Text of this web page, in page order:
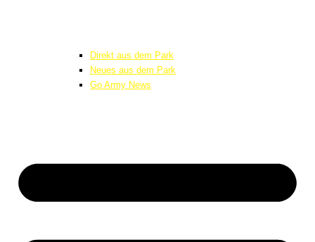
Direkt aus dem Park
Neues aus dem Park
Go Army News